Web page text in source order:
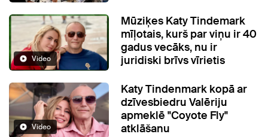
Video
Mūziķes Katy Tindemark
mīļotais, kurš par viņu ir 40
gadus vecāks, nu ir
juridiski brīvs vīrietis
Video
Katy Tindenmark kopā ar
dzīvesbiedru Valēriju
apmeklē "Coyote Fly"
atklāšanu